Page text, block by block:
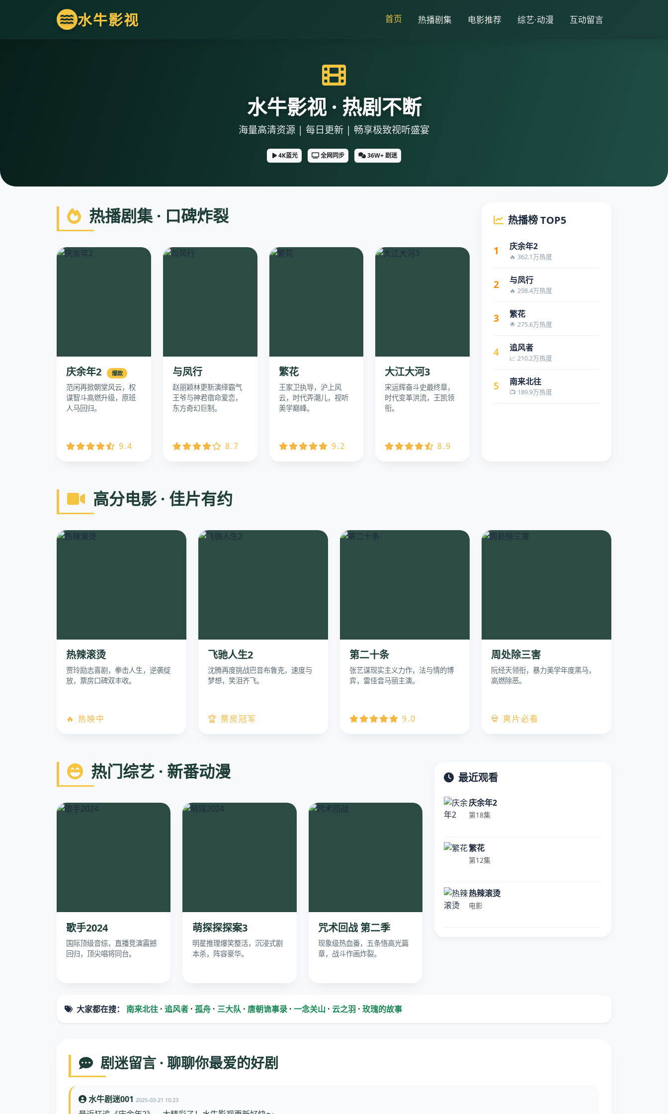
水牛影视 首页 热播剧集 电影推荐 综艺·动漫 互动留言
水牛影视 · 热剧不断
海量高清资源 | 每日更新 | 畅享极致视听盛宴
4K蓝光 全网同步 36W+ 剧迷
热播剧集 · 口碑炸裂
庆余年2 爆款
范闲再掀朝堂风云，权
谋智斗高燃升级，原班
人马回归。
9.4
与凤行
赵丽颖林更新演绎霸气
王爷与神君宿命爱恋，
东方奇幻巨制。
8.7
繁花
王家卫执导，沪上风
云，时代弄潮儿，视听
美学巅峰。
9.2
大江大河3
宋运辉奋斗史最终章，
时代变革洪流，王凯领
衔。
8.9
热播榜 TOP5
1 庆余年2
🔥 362.1万热度
2 与凤行
🔥 298.4万热度
3 繁花
🌟 275.6万热度
4 追风者
📈 210.2万热度
5 南来北往
📺 189.9万热度
高分电影 · 佳片有约
热辣滚烫
贾玲励志喜剧，拳击人生，逆袭绽
放，票房口碑双丰收。
🔥 热映中
飞驰人生2
沈腾再度挑战巴音布鲁克，速度与
梦想，笑泪齐飞。
🏆 票房冠军
第二十条
张艺谋现实主义力作，法与情的博
弈，雷佳音马丽主演。
9.0
周处除三害
阮经天领衔，暴力美学年度黑马，
高燃除恶。
💀 爽片必看
热门综艺 · 新番动漫
歌手2024
国际顶级音综，直播竞演震撼
回归，顶尖唱将同台。
萌探探探案3
明星推理爆笑整活，沉浸式剧
本杀，阵容豪华。
咒术回战 第二季
现象级热血番，五条悟高光篇
章，战斗作画炸裂。
最近观看
庆余年2
第18集
繁花
第12集
热辣滚烫
电影
大家都在搜： 南来北往 · 追风者 · 孤舟 · 三大队 · 唐朝诡事录 · 一念关山 · 云之羽 · 玫瑰的故事
剧迷留言 · 聊聊你最爱的好剧
水牛剧迷001 2025-03-21 10:23